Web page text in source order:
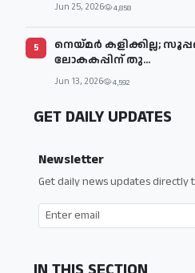
Jun 25, 2026 4,858
5
നെയ്മര്‍ കളിക്കില്ല;
ലോകകപ്പിന് തു...
Jun 13, 2026 4,592
GET DAILY UPDATES
Newsletter
Get daily news updates directly